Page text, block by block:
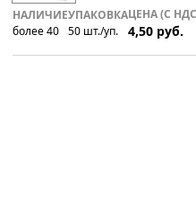
НАЛИЧИЕ
более 40
УПАКОВКА
50 шт./уп.
ЦЕНА (С
4,50 руб.